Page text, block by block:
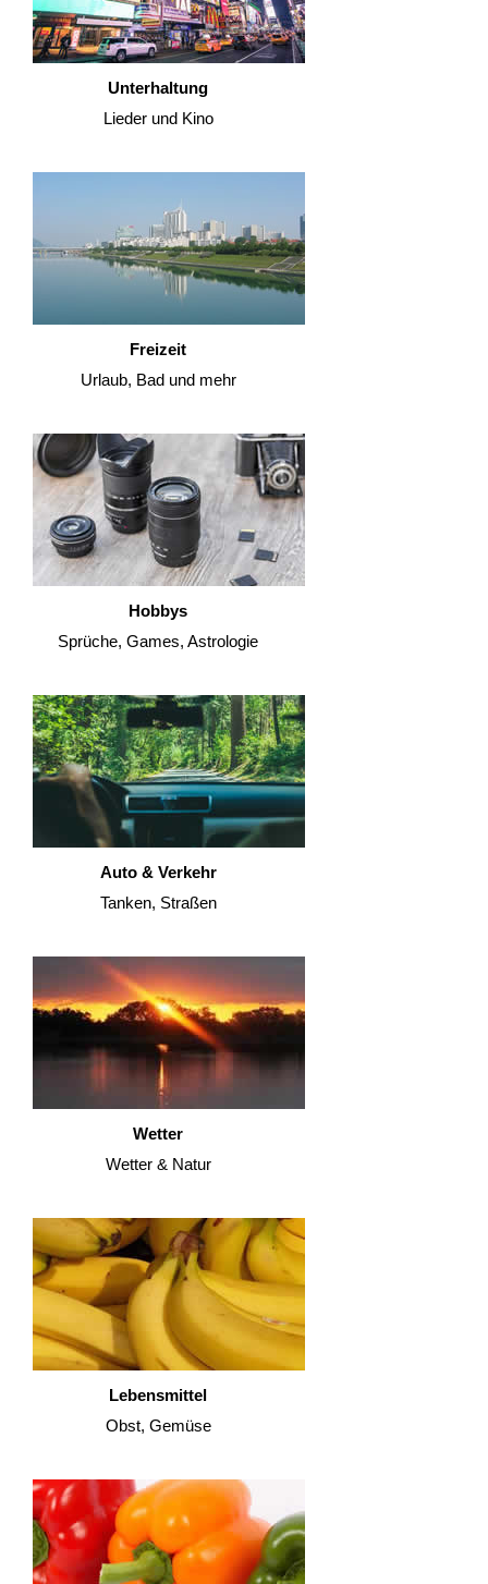
Unterhaltung
Lieder und Kino
Freizeit
Urlaub, Bad und mehr
Hobbys
Sprüche, Games, Astrologie
Auto & Verkehr
Tanken, Straßen
Wetter
Wetter & Natur
Lebensmittel
Obst, Gemüse